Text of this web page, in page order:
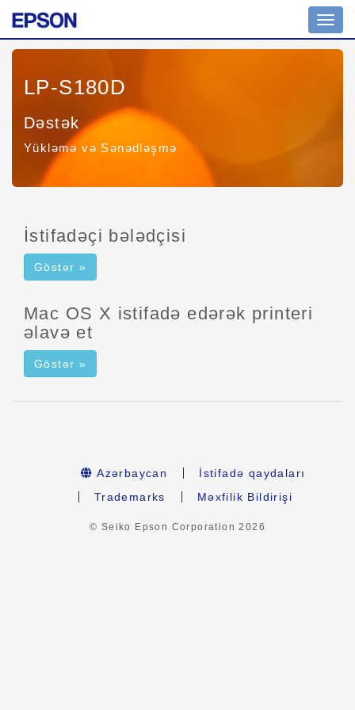
keç
LP-S180D
Dəstək
Yükləmə və Sənədləşmə
İstifadəçi bələdçisi
Göstər »
Mac OS X istifadə edərək printeri
əlavə et
Göstər »
Azərbaycan
İstifadə qaydaları
Trademarks
Məxfilik Bildirişi
© Seiko Epson Corporation2026